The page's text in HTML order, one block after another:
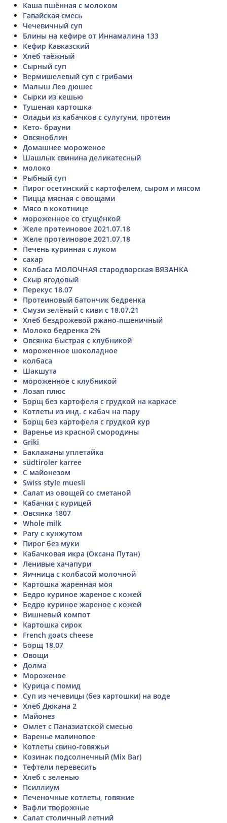
Каша пшённая с молоком
Гавайская смесь
Чечевичный суп
Блины на кефире от Иннамалина 133
Кефир Кавказский
Хлеб таёжный
Сырный суп
Вермишелевый суп с грибами
Малыш Лео дюшес
Сырки из кешью
Тушеная картошка
Оладьи из кабачков с сулугуни, протеин
Кето- брауни
Овсяноблин
Домашнее мороженое
Шашлык свинина деликатесный
молоко
Рыбный суп
Пирог осетинский с картофелем, сыром и мясом
Пицца мясная с овощами
Мясо в кокотнице
мороженное со сгущёнкой
Желе протеиновое 2021.07.18
Желе протеиновое 2021.07.18
Печень куринная с луком
сахар
Колбаса МОЛОЧНАЯ стародворская ВЯЗАНКА
Скыр ягодовый
Перекус 18.07
Протеиновый батончик бедренка
Смузи зелёный с киви с 18.07.21
Хлеб бездрожевой ржано-пшеничный
Молоко бедренка 2%
Овсянка быстрая с клубникой
мороженное шоколадное
колбаса
Шакшута
мороженное с клубникой
Лозап плюс
Борщ без картофеля с грудкой на каркасе
Котлеты из инд. с кабач на пару
Борщ без картофеля с грудкой кур
Варенье из красной смородины
Griki
Баклажаны уплетайка
südtiroler karree
С майонезом
Swiss style muesli
Салат из овощей со сметаной
Кабачки с курицей
Овсянка 1807
Whole milk
Рагу с кунжутом
Пирог без муки
Кабачковая икра (Оксана Путан)
Ленивые хачапури
Яичница с колбасой молочной
Картошка жаренная моя
Бедро куриное жареное с кожей
Бедро куриное жареное с кожей
Вишневый компот
Картошка сирок
French goats cheese
Борщ 18.07
Овощи
Долма
Мороженое
Курица с помид
Суп из чечевицы (без картошки) на воде
Хлеб Дюкана 2
Майонез
Омлет с Паназиатской смесью
Варенье малиновое
Котлеты свино-говяжьи
Козинак подсолнечный (Mix Bar)
Тефтели перевесить
Хлеб с зеленью
Псиллиум
Печеночные котлеты, говяжие
Вафли творожные
Салат столичный летний